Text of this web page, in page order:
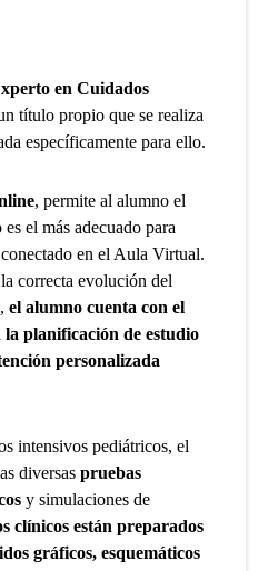
en Cuidados
título propio que se realiza
específicamente para ello.
, permite al alumno el
el más adecuado para
en el Aula Virtual.
correcta evolución del
el alumno cuenta con el
la planificación de estudio
personalizada
intensivos pediátricos, el
diversaspruebas
y simulaciones de
clínicos están preparados
gráficos, esquemáticos